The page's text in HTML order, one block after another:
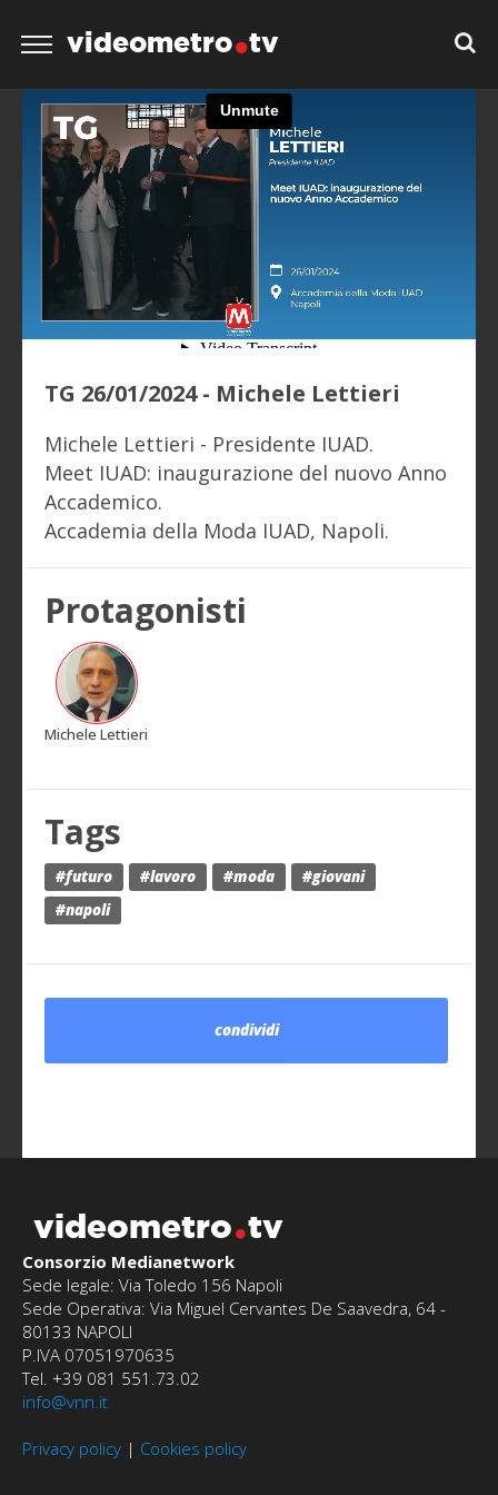
videometro tv
TG 26/01/2024 - Michele Lettieri
Michele Lettieri - Presidente IUAD.
Meet IUAD: inaugurazione del nuovo Anno
Accademico.
Accademia della Moda IUAD, Napoli.
Protagonisti
Michele Lettieri
Tags
#futuro #lavoro #moda
#giovani
#napoli
condividi
videometro tv
Consorzio Medianetwork
Sede legale: Via Toledo 156 Napoli
Sede Operativa: Via Miguel Cervantes De Saavedra, 64 -
80133 NAPOLI
P.IVA 07051970635
Tel. +39 081 551.73.02
info@vnn.it
Privacy policy | Cookies policy